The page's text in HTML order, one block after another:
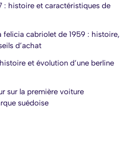
: histoire et caractéristiques de
felicia cabriolet de 1959 : histoire,
d’achat
et évolution d’une berline
sur la première voiture
suédoise